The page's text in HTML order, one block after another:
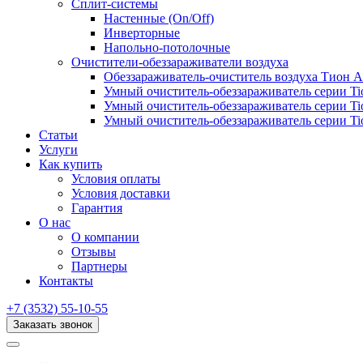
Сплит-системы
Настенные (On/Off)
Инверторные
Напольно-потолочные
Очистители-обеззараживатели воздуха
Обеззараживатель-очиститель воздуха Тион
Умный очиститель-обеззараживатель серии
Умный очиститель-обеззараживатель серии
Умный очиститель-обеззараживатель серии
Статьи
Услуги
Как купить
Условия оплаты
Условия доставки
Гарантия
О нас
О компании
Отзывы
Партнеры
Контакты
+7 (3532) 55-10-55
Заказать звонок